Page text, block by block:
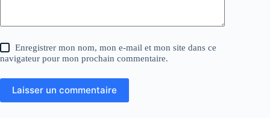
Enregistrer mon nom, mon e-mail et mon site dans ce
navigateur pour mon prochain commentaire.
Laisser un commentaire